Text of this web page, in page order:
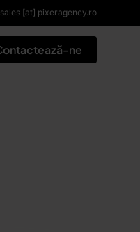
sales [at] pixeragency.ro
ne